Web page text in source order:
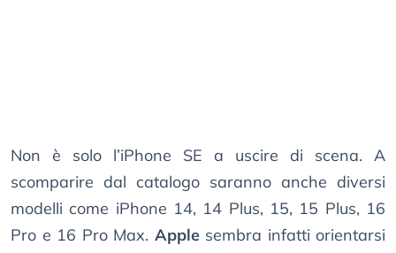
Non è solo l’iPhone SE a uscire di scena. A
scomparire dal catalogo saranno anche diversi
modelli come iPhone 14, 14 Plus, 15, 15 Plus, 16
Pro e 16 Pro Max. Applesembra infatti orientarsi